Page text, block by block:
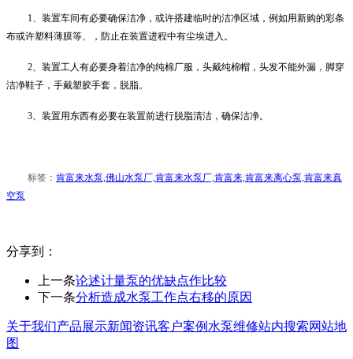
1、装置车间有必要确保洁净，或许搭建临时的洁净区域，例如用新购的彩条
布或许塑料薄膜等、，防止在装置进程中有尘埃进入。
2、装置工人有必要身着洁净的纯棉厂服，头戴纯棉帽，头发不能外漏，脚穿
洁净鞋子，手戴塑胶手套，脱脂。
3、装置用东西有必要在装置前进行脱脂清洁，确保洁净。
标签： 肯富来水泵,佛山水泵厂,肯富来水泵厂,肯富来,肯富来离心泵,肯富来真
空泵
分享到：
上一条论述计量泵的优缺点作比较
下一条分析造成水泵工作点右移的原因
关于我们产品展示新闻资讯客户案例 水泵维修站内搜索网站地
图